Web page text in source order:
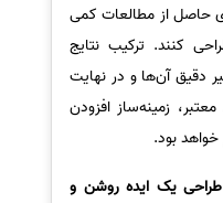
حاصل از مطالعات کمی
کنند. ترکیب نتایج
دقیق آن‌ها و در نهایت
زمینه‌ساز افزودن
بود.
طراحی یک ایده روشن و